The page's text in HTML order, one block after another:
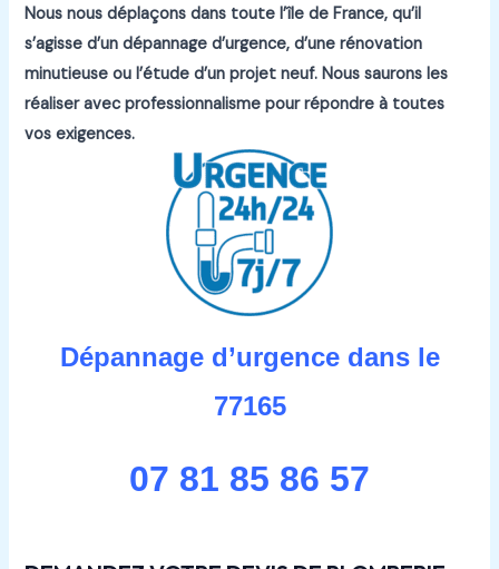
Nous nous déplaçons dans toute l’île de France, qu’il
s’agisse d’un dépannage d’urgence, d’une rénovation
minutieuse ou l’étude d’un projet neuf.Nous saurons les
réaliser avec professionnalisme pour répondre à toutes
vos exigences.
Dépannage d’urgence dans le
77165
07 81 85 86 57